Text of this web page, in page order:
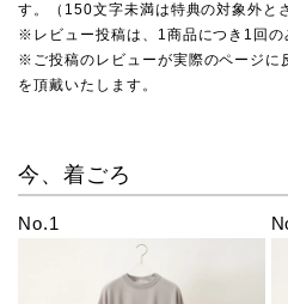
す。（150文字未満は特典の対象外と
※レビュー投稿は、1商品につき1回の
※ご投稿のレビューが実際のページに
を頂戴いたします。
今、着ごろ
No.1